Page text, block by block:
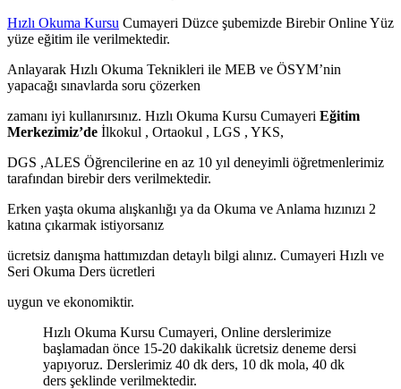
Hızlı Okuma Kursu Cumayeri Düzce şubemizde Birebir Online Yüz
yüze eğitim ile verilmektedir.
Anlayarak Hızlı Okuma Teknikleri ile MEB ve ÖSYM’nin
yapacağı sınavlarda soru çözerken
zamanı iyi kullanırsınız. Hızlı Okuma Kursu Cumayeri Eğitim
Merkezimiz’de İlkokul , Ortaokul , LGS , YKS,
DGS ,ALES Öğrencilerine en az 10 yıl deneyimli öğretmenlerimiz
tarafından birebir ders verilmektedir.
Erken yaşta okuma alışkanlığı ya da Okuma ve Anlama hızınızı 2
katına çıkarmak istiyorsanız
ücretsiz danışma hattımızdan detaylı bilgi alınız. Cumayeri Hızlı ve
Seri Okuma Ders ücretleri
uygun ve ekonomiktir.
Hızlı Okuma Kursu Cumayeri, Online derslerimize
başlamadan önce 15-20 dakikalık ücretsiz deneme dersi
yapıyoruz. Derslerimiz 40 dk ders, 10 dk mola, 40 dk
ders şeklinde verilmektedir.